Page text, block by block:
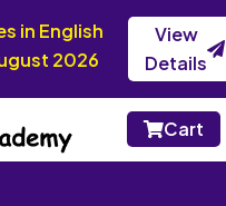
in English
2026
View
Details
Cart